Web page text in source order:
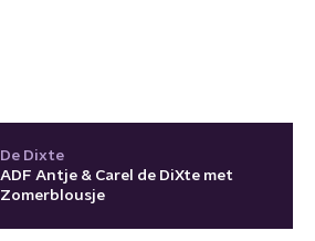
De Dixte
ADF Antje & Carel de DiXte met
Zomerblousje